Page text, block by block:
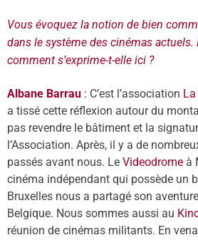
Vous évoquez la notion de bien
dans le système des cinémas actuels.
comment s’exprime-t-elle ici ?
Albane Barrau : C’est l’association
a tissé cette réflexion autour du
pas revendre le bâtiment et la
l’Association. Après, il y a de
passés avant nous. Le Videodrome à
cinéma indépendant qui possède un
Bruxelles nous a partagé son
Belgique. Nous sommes aussi au
réunion de cinémas militants. En